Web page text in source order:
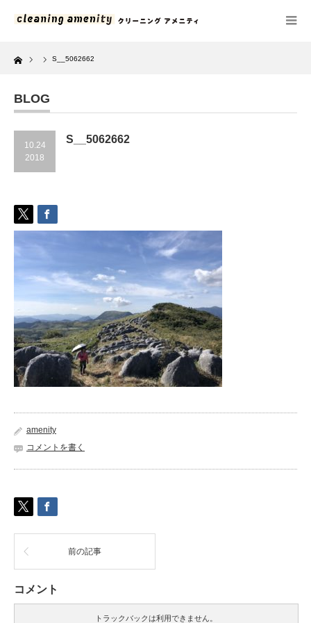
Home S__5062662
BLOG
10.24
2018
S__5062662
amenity
コメントを書く
前の記事
コメント
トラックバックは利用できません。